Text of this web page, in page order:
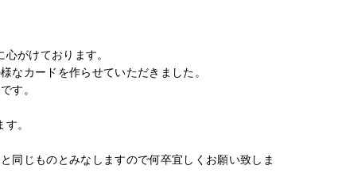
がけております。
なカードを作らせていただきました。
す。
。
同じものとみなしますので何卒宜しくお願い致しま